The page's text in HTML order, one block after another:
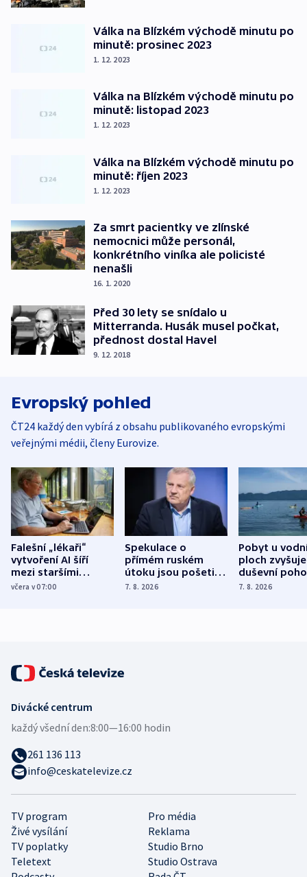
Válka na Blízkém východě minutu po
minutě: prosinec 2023
1. 12. 2023
Válka na Blízkém východě minutu po
minutě: listopad 2023
1. 12. 2023
Válka na Blízkém východě minutu po
minutě: říjen 2023
1. 12. 2023
Za smrt pacientky ve zlínské
nemocnici může personál,
konkrétního viníka ale policisté
nenašli
16. 1. 2020
Před 30 lety se snídalo u
Mitterranda. Husák musel počkat,
přednost dostal Havel
9. 12. 2018
Evropský pohled
ČT24 každý den vybírá z obsahu publikovaného evropskými
veřejnými médii, členy Eurovize.
Falešní „lékaři“
vytvoření AI šíří
mezi staršími
Poláky nebezpečné
včera v 07:00
Spekulace o
přímém ruském
útoku jsou pošetilé,
míní estonský
7. 8. 2026
Pobyt u
ploch zvyšuje
duševní
ukázala
7. 8. 2026
TV program
Pro média
Živé vysílání
Reklama
TV poplatky
Studio Brno
Teletext
Studio Ostrava
Divácké centrum
každý všední den:8:00—16:00 hodin
261 136 113
info@ceskatelevize.cz